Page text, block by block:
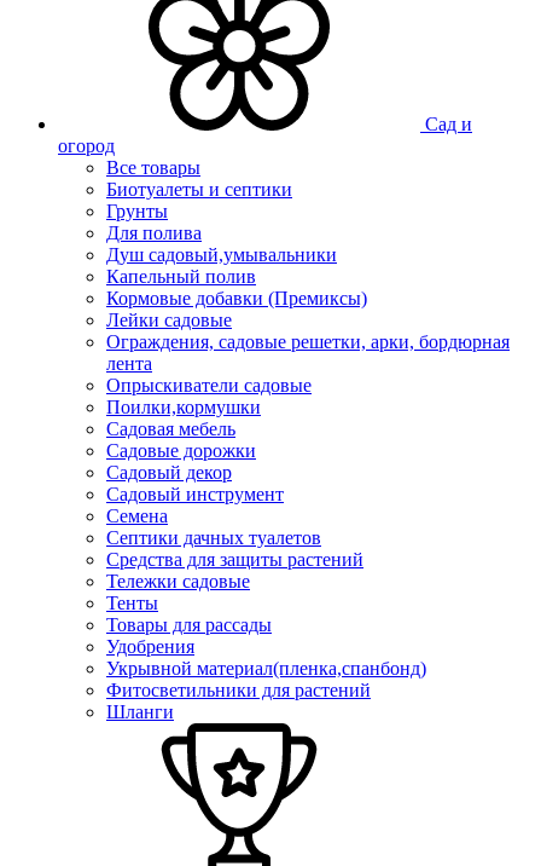
Сад и
огород
Все товары
Биотуалеты и септики
Грунты
Для полива
Душ садовый,умывальники
Капельный полив
Кормовые добавки (Премиксы)
Лейки садовые
Ограждения, садовые решетки, арки, бордюрная
лента
Опрыскиватели садовые
Поилки,кормушки
Садовая мебель
Садовые дорожки
Садовый декор
Садовый инструмент
Семена
Септики дачных туалетов
Средства для защиты растений
Тележки садовые
Тенты
Товары для рассады
Удобрения
Укрывной материал(пленка,спанбонд)
Фитосветильники для растений
Шланги